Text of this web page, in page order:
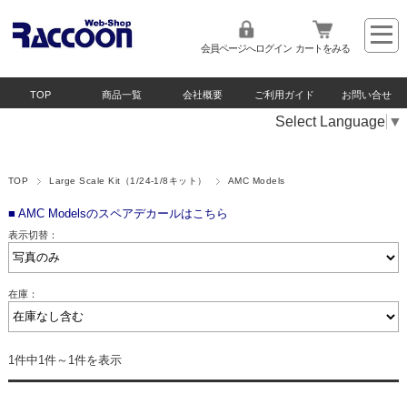
会員ページへログイン カートをみる
TOP 商品一覧 会社概要 ご利用ガイド お問い合せ
Select Language ▼
TOP Large Scale Kit（1/24-1/8キット） AMC Models
■ AMC Modelsのスペアデカールはこちら
表示切替：
在庫：
1件中1件～1件を表示